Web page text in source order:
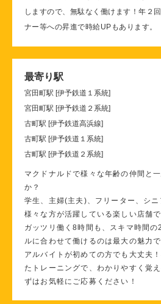
しますので、無駄なく働けます！年２
ナー等への昇進で時給UPもあります。
最寄り駅
宮田町駅 [伊予鉄道１系統]
宮田町駅 [伊予鉄道２系統]
古町駅 [伊予鉄道高浜線]
古町駅 [伊予鉄道１系統]
古町駅 [伊予鉄道２系統]
マクドナルドで様々な年齢の仲間と
か？
学生、主婦(主夫)、フリーター、シニ
様々な方が活躍している楽しい店舗で
ガッツリ働く8時間も、スキマ時間の
ルに合わせて働けるのは最大の魅力で
アルバイトが初めての方でも大丈夫
たトレーニングで、わかりやすく覚
ずはお気軽にご応募ください！